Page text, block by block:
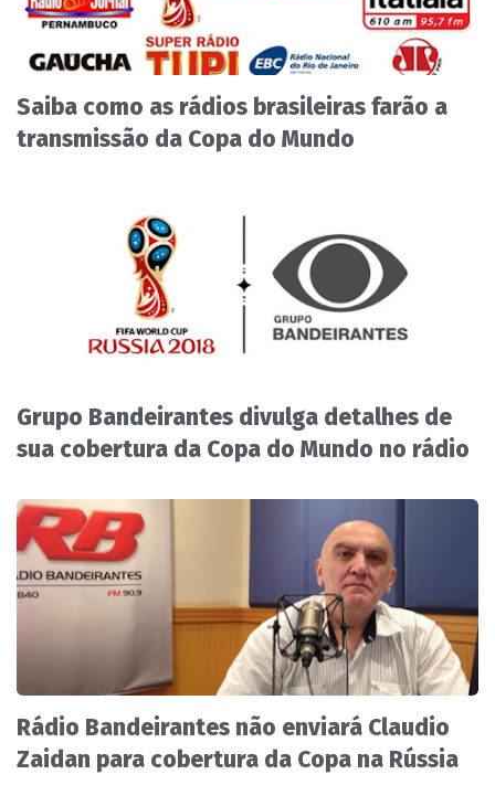
Saiba como as rádios brasileiras farão a
transmissão da Copa do Mundo
Grupo Bandeirantes divulga detalhes de
sua cobertura da Copa do Mundo no rádio
Rádio Bandeirantes não enviará Claudio
Zaidan para cobertura da Copa na Rússia